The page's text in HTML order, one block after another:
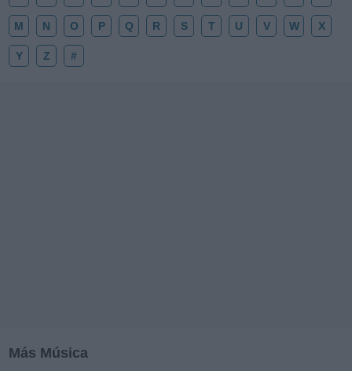
M N O P Q R S T U V W X
Y Z #
Más Música